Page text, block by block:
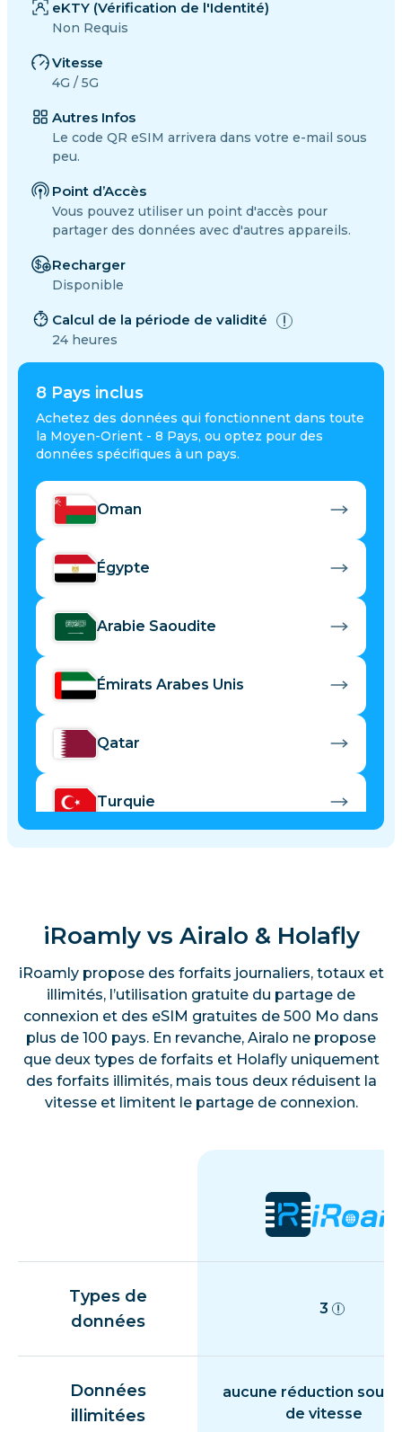
8 Pays inclus
Achetez des données qui fonctionnent dans toute
la Moyen-Orient - 8 Pays, ou optez pour des
données spécifiques à un pays.
Oman
Égypte
Arabie Saoudite
Émirats Arabes Unis
Qatar
Turquie
eKTY (Vérification de l'Identité)
Non Requis
Vitesse
4G / 5G
Autres Infos
Le code QR eSIM arrivera dans votre e-mail sous
peu.
Point d’Accès
Vous pouvez utiliser un point d'accès pour
partager des données avec d'autres appareils.
Recharger
Disponible
Calcul de la période de validité
24 heures
iRoamly vs Airalo & Holafly
iRoamly propose des forfaits journaliers, totaux et
illimités, l’utilisation gratuite du partage de
connexion et des eSIM gratuites de 500 Mo dans
plus de 100 pays. En revanche, Airalo ne propose
que deux types de forfaits et Holafly uniquement
des forfaits illimités, mais tous deux réduisent la
vitesse et limitent le partage de connexion.
Types de
données
3
Données
illimitées
aucune réduction
de vitesse